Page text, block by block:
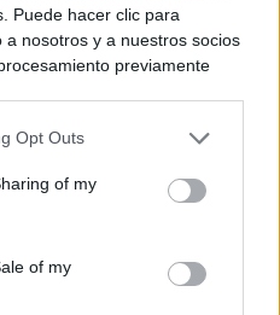
Puede hacer clic para
nosotros y a nuestros socios
previamente
en cuenta que algún
tiene el derecho de
preferencias se aplicarán
nuevo en este sitio web o
Opt Outs
of my
of my